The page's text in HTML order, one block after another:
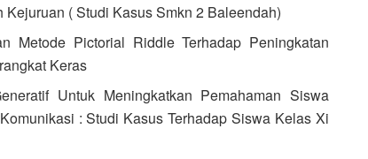
( Studi Kasus Smkn 2 Baleendah)
Metode Pictorial Riddle Terhadap Peningkatan
Keras
Untuk Meningkatkan Pemahaman Siswa
: Studi Kasus Terhadap Siswa Kelas Xi